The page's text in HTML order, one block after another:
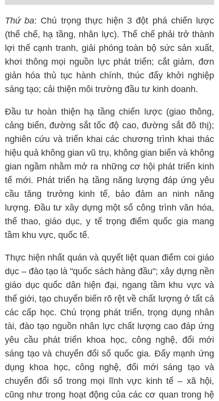
Thứ ba: Chú trọng thực hiện 3 đột phá chiến lược
(thể chế, hạ tầng, nhân lực). Thể chế phải trở thành
lợi thế cạnh tranh, giải phóng toàn bộ sức sản xuất,
khơi thông mọi nguồn lực phát triển; cắt giảm, đơn
giản hóa thủ tục hành chính, thúc đẩy khởi nghiệp
sáng tạo; cải thiện môi trường đầu tư kinh doanh.
Đầu tư hoàn thiện hạ tầng chiến lược (giao thông,
cảng biển, đường sắt tốc độ cao, đường sắt đô thị);
nghiên cứu và triển khai các chương trình khai thác
hiệu quả không gian vũ trụ, không gian biển và không
gian ngầm nhằm mở ra những cơ hội phát triển kinh
tế mới. Phát triển hạ tầng năng lượng đáp ứng yêu
cầu tăng trưởng kinh tế, bảo đảm an ninh năng
lượng. Đầu tư xây dựng một số công trình văn hóa,
thể thao, giáo dục, y tế trọng điểm quốc gia mang
tầm khu vực, quốc tế.
Thực hiện nhất quán và quyết liệt quan điểm coi giáo
dục – đào tạo là "quốc sách hàng đầu"; xây dựng nền
giáo dục quốc dân hiện đại, ngang tầm khu vực và
thế giới, tạo chuyển biến rõ rệt về chất lượng ở tất cả
các cấp học. Chú trọng phát triển, trọng dụng nhân
tài, đào tạo nguồn nhân lực chất lượng cao đáp ứng
yêu cầu phát triển khoa học, công nghệ, đổi mới
sáng tạo và chuyển đổi số quốc gia. Đẩy mạnh ứng
dụng khoa học, công nghệ, đổi mới sáng tạo và
chuyển đổi số trong mọi lĩnh vực kinh tế – xã hội,
cũng như trong hoạt động của các cơ quan trong hệ